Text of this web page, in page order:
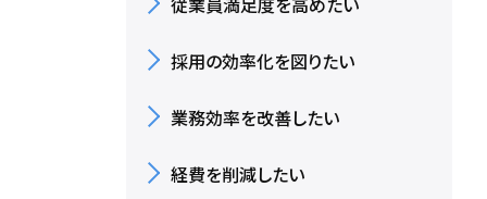
採用の効率化を図りたい
業務効率を改善したい
経費を削減したい